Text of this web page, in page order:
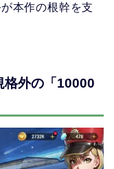
本作の根幹を支
外の「10000